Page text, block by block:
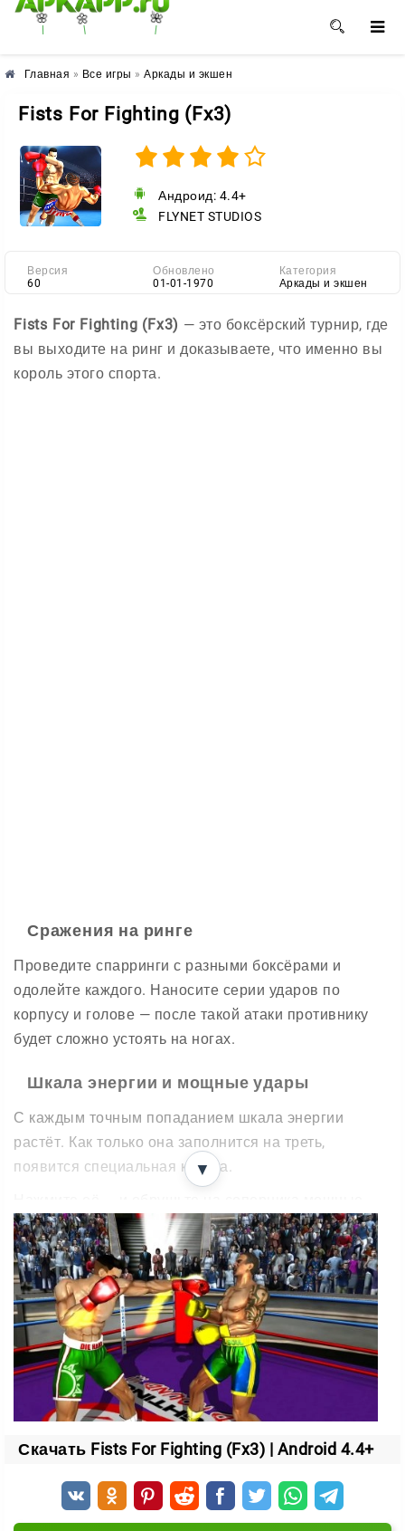
🌸 🌼 🌺
Главная » Все игры » Аркады и экшен
Fists For Fighting (Fx3)
Андроид: 4.4+
FLYNET STUDIOS
Версия
60
Обновлено
01-01-1970
Категория
Аркады и экшен
Fists For Fighting (Fx3) — это боксёрский турнир, где
вы выходите на ринг и доказываете, что именно вы
король этого спорта.
Сражения на ринге
Проведите спарринги с разными боксёрами и
одолейте каждого. Наносите серии ударов по
корпусу и голове — после такой атаки противнику
будет сложно устоять на ногах.
Шкала энергии и мощные удары
С каждым точным попаданием шкала энергии
растёт. Как только она заполнится на треть,
появится специальная кнопка.
удары, которые могут решить исход боя.
Управление
Всё завязано на джойстике. С его помощью вы:
двигаетесь по рингу;
атакуете противника.
Сожмите кулаки, выходите на ринг и покажите, кто
здесь настоящий чемпион.
▼
Скачать Fists For Fighting (Fx3) | Android 4.4+